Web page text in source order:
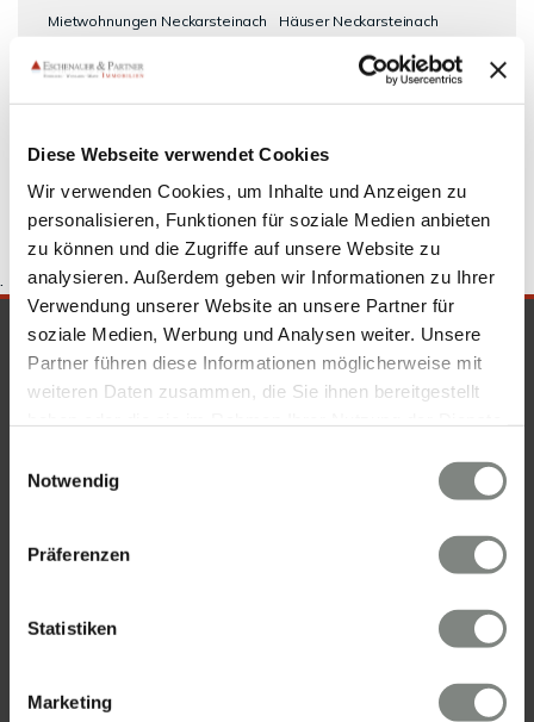
Diese Webseite verwendet Cookies
Wir verwenden Cookies, um Inhalte und Anzeigen zu
personalisieren, Funktionen für soziale Medien anbieten
zu können und die Zugriffe auf unsere Website zu
analysieren. Außerdem geben wir Informationen zu Ihrer
Verwendung unserer Website an unsere Partner für
soziale Medien, Werbung und Analysen weiter. Unsere
Partner führen diese Informationen möglicherweise mit
weiteren Daten zusammen, die Sie ihnen bereitgestellt
Cookies, wenn Sie unsere Webseite weiterhin nutzen.
Notwendig
Präferenzen
Statistiken
Marketing
Mietwohnungen Neckarsteinach
Häuser Neckarsteinach
Immo Neckarsteinach
kaufen
Neckarsteinach
Wohnung
suche Neckarsteinach
.
SICHERHEIT & KOMPETENZ
KONTAKT
Eschenauer & Partner Immobilien